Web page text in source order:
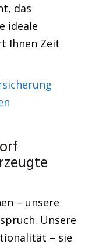
das
ideale
Ihnen Zeit
– unsere
Unsere
– sie